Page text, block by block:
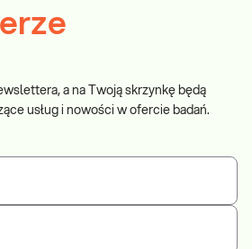
a na Twoją skrzynkę będą
usług i nowości w ofercie badań.